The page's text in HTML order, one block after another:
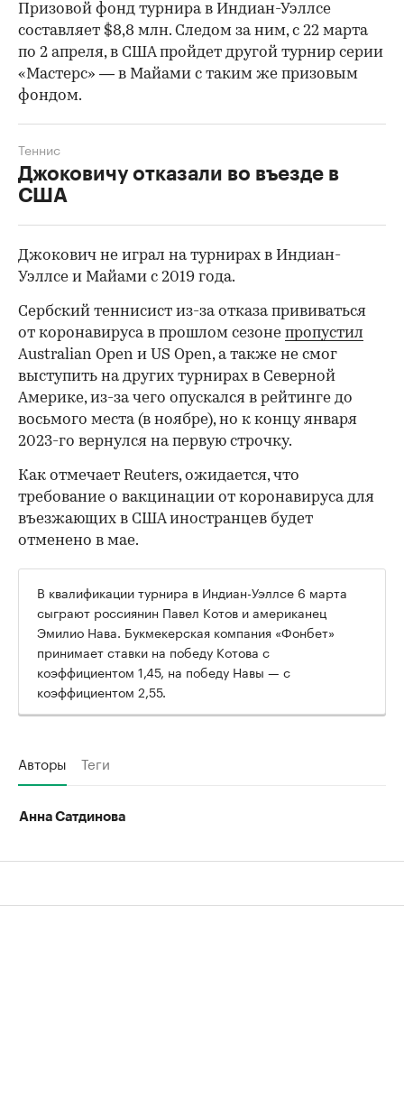
00:00 / 00:00
Призовой фонд турнира в Индиан-Уэллсе
составляет $8,8 млн. Следом за ним, с 22 марта
по 2 апреля, в США пройдет другой турнир серии
«Мастерс» — в Майами с таким же призовым
фондом.
Джоковичу отказали во въезде в
США
Теннис
Джокович не играл на турнирах в Индиан-
Уэллсе и Майами с 2019 года.
Сербский теннисист из-за отказа прививаться
от коронавируса в прошлом сезоне пропустил
Australian Open и US Open, а также не смог
выступить на других турнирах в Северной
Америке, из-за чего опускался в рейтинге до
восьмого места (в ноябре), но к концу января
2023-го вернулся на первую строчку.
Как отмечает Reuters, ожидается, что
требование о вакцинации от коронавируса для
въезжающих в США иностранцев будет
отменено в мае.
В квалификации турнира в Индиан-Уэллсе 6 марта
сыграют россиянин Павел Котов и американец
Эмилио Нава. Букмекерская компания «Фонбет»
принимает ставки на победу Котова с
коэффициентом 1,45, на победу Навы — с
коэффициентом 2,55.
Авторы Теги
Анна Сатдинова